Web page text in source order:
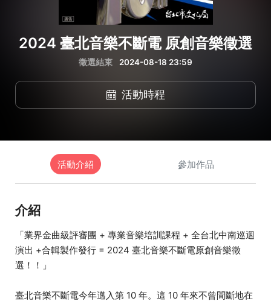
2024 臺北音樂不斷電 原創音樂徵選
徵選結束 2024-08-18 23:59
活動時程
活動介紹 參加作品
介紹
「業界金曲級評審團 + 專業音樂培訓課程 + 全台北中南巡迴
演出 +合輯製作發行 = 2024 臺北音樂不斷電原創音樂徵
選！！」
臺北音樂不斷電今年邁入第 10 年。這 10 年來不曾間斷地在